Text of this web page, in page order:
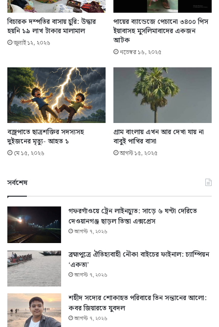
বিচারক দম্পতির বাসায় চুরি: উদ্ধার
হয়নি ১৯ লাখ টাকার মালামাল
জুলাই ১২, ২০২৬
পায়ের ব্যান্ডেজে পেচানো ৩৪০০ পিস
ইয়াবাসহ মুসলিমাবাদের একজন
আটক
নভেম্বর ১৬, ২০২৫
বজ্রপাতে ছাত্রশক্তির সদস্যসহ
দুইজনের মৃত্যু- আহত ১
মে ১৫, ২০২৬
গ্রাম বাংলায় এখন আর দেখা যায় না
বাবুই পাখির বাসা
আগস্ট ১৫, ২০২৫
সর্বশেষ
গফরগাঁওয়ে ট্রেন লাইনচ্যুত: সাড়ে ৬ ঘণ্টা দেরিতে
দেওয়ানগঞ্জ ছাড়ল তিস্তা এক্সপ্রেস
আগস্ট ৭, ২০২৬
ব্রহ্মপুত্রে ঐতিহ্যবাহী নৌকা বাইচের ফাইনাল: চ্যাম্পিয়ন
‘একতা’
আগস্ট ৭, ২০২৬
শহীদ সদ্যের শোকাহত পরিবারে তিন সন্তানের আলো:
কবর জিয়ারতে যুবদল
আগস্ট ৭, ২০২৬